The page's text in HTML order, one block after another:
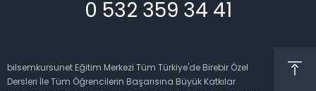
0 532 359 34 41
bilsemkursunet Eğitim Merkezi Tüm Türkiye'de Birebir Özel
Dersleri İle Tüm Öğrencilerin Başarısına Büyük Katkılar